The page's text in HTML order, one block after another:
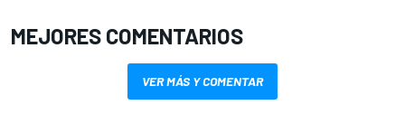
MEJORES COMENTARIOS
VER MÁS Y COMENTAR